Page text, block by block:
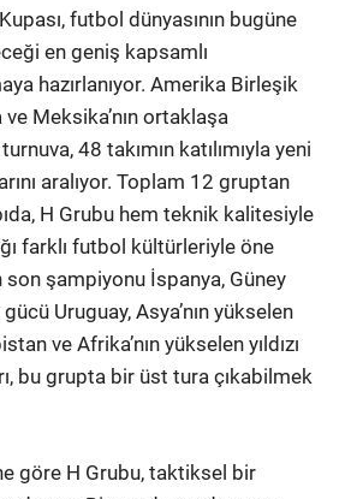
futbol dünyasının bugüne
en geniş kapsamlı
hazırlanıyor. Amerika Birleşik
Meksika’nın ortaklaşa
48 takımın katılımıyla yeni
aralıyor. Toplam 12 gruptan
H Grubu hem teknik kalitesiyle
farklı futbol kültürleriyle öne
son şampiyonu İspanya, Güney
gücü Uruguay, Asya’nın yükselen
ve Afrika’nın yükselen yıldızı
bu grupta bir üst tura çıkabilmek
göre H Grubu, taktiksel bir